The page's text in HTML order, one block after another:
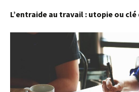
L’entraide au travail : utopie ou clé